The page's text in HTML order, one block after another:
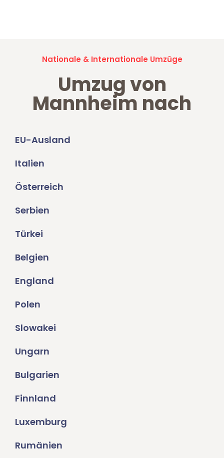
Nationale & Internationale Umzüge
Umzug von
Mannheim nach
EU-Ausland
Italien
Österreich
Serbien
Türkei
Belgien
England
Polen
Slowakei
Ungarn
Bulgarien
Finnland
Luxemburg
Rumänien